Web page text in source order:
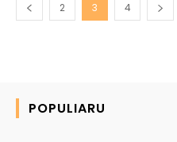
2 3 4
POPULIARU